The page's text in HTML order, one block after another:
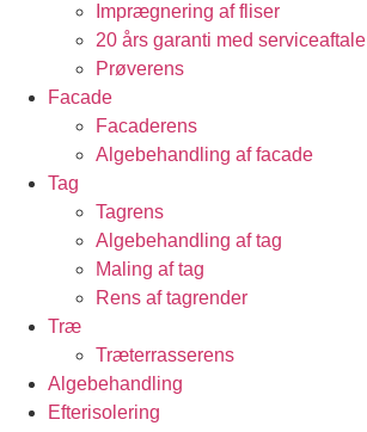
Imprægnering af fliser
20 års garanti med serviceaftale
Prøverens
Facade
Facaderens
Algebehandling af facade
Tag
Tagrens
Algebehandling af tag
Maling af tag
Rens af tagrender
Træ
Træterrasserens
Algebehandling
Efterisolering